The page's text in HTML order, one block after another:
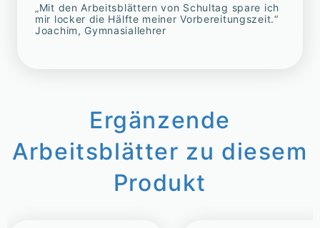
„Mit den Arbeitsblättern von Schultag spare ich
mir locker die Hälfte meiner Vorbereitungszeit.“
Joachim, Gymnasiallehrer
Ergänzende
Arbeitsblätter zu diesem
Produkt